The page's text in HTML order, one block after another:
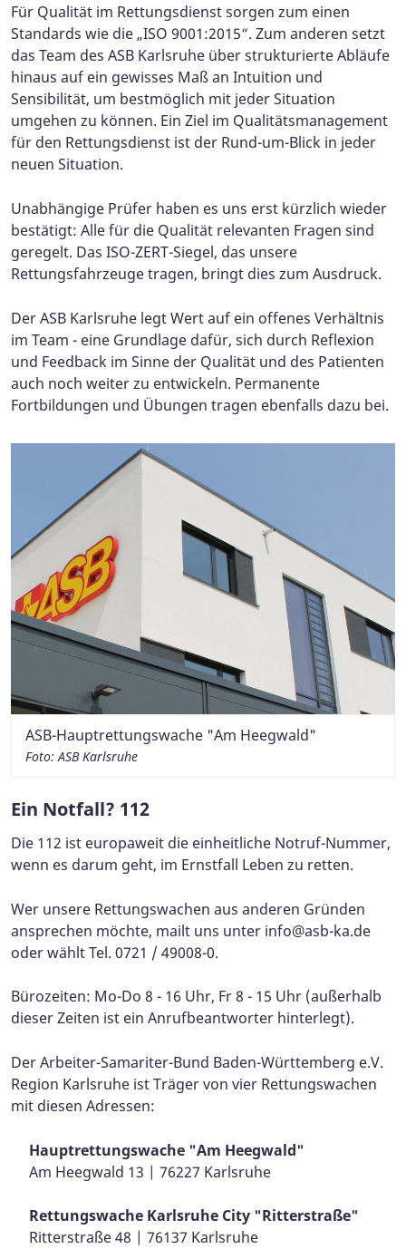
Für Qualität im Rettungsdienst sorgen zum einen
Standards wie die „ISO 9001:2015“. Zum anderen setzt
das Team des ASB Karlsruhe über strukturierte Abläufe
hinaus auf ein gewisses Maß an Intuition und
Sensibilität, um bestmöglich mit jeder Situation
umgehen zu können. Ein Ziel im Qualitätsmanagement
für den Rettungsdienst ist der Rund-um-Blick in jeder
neuen Situation.
Unabhängige Prüfer haben es uns erst kürzlich wieder
bestätigt: Alle für die Qualität relevanten Fragen sind
geregelt. Das ISO-ZERT-Siegel, das unsere
Rettungsfahrzeuge tragen, bringt dies zum Ausdruck.
Der ASB Karlsruhe legt Wert auf ein offenes Verhältnis
im Team - eine Grundlage dafür, sich durch Reflexion
und Feedback im Sinne der Qualität und des Patienten
auch noch weiter zu entwickeln. Permanente
Fortbildungen und Übungen tragen ebenfalls dazu bei.
ASB-Hauptrettungswache "Am Heegwald"
Foto: ASB Karlsruhe
Ein Notfall? 112
Die 112 ist europaweit die einheitliche Notruf-Nummer,
wenn es darum geht, im Ernstfall Leben zu retten.
Wer unsere Rettungswachen aus anderen Gründen
ansprechen möchte, mailt uns unter info@asb-ka.de
oder wählt Tel. 0721 / 49008-0.
Bürozeiten: Mo-Do 8 - 16 Uhr, Fr 8 - 15 Uhr (außerhalb
dieser Zeiten ist ein Anrufbeantworter hinterlegt).
Der Arbeiter-Samariter-Bund Baden-Württemberg e.V.
Region Karlsruhe ist Träger von vier Rettungswachen
mit diesen Adressen:
Hauptrettungswache "Am Heegwald"
Am Heegwald 13 | 76227 Karlsruhe
Rettungswache Karlsruhe City "Ritterstraße"
Ritterstraße 48 | 76137 Karlsruhe